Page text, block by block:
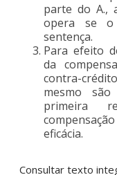
parte do A.,
opera se o
sentença.
Para efeito
da
contra-
mesmo
primeira
eficácia.
Consultar texto